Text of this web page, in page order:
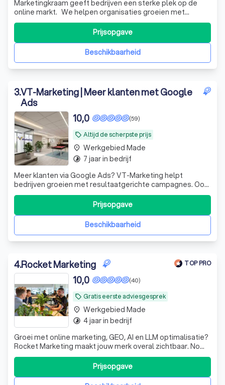
Marketingkraam geeft bedrijven een sterke plek op de
online markt. We helpen organisaties groeien met
transparante online marketing – van vindbaarheid tot
conversie. Groeipakketten vanaf € 800 p/m
Beschikbaarheid
Prijsopgave
3.VT-Marketing | Meer klanten met Google
Ads
local_offer Altijd de scherpste prijs
(59)
10,0
Meer klanten via Google Ads? VT-Marketing helpt
bedrijven groeien met resultaatgerichte campagnes. Ook
voor websites, SEO en complete online marketing ben je
bij ons aan het juiste adres.
Beschikbaarheid
Prijsopgave
place Werkgebied Made
timelapse 7 jaar in bedrijf
4.Rocket Marketing TOP PRO
local_offer Gratis eerste adviesgesprek
(40)
10,0
Groei met online marketing, GEO, AI en LLM optimalisatie?
Rocket Marketing maakt jouw merk overal zichtbaar. No
nonsense, strategie op maat. Klaar voor impact?
Prijsopgave
place Werkgebied Made
timelapse 4 jaar in bedrijf